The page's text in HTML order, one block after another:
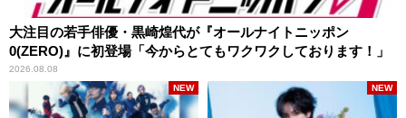
大注目の若手俳優・黒崎煌代が『オールナイトニッポン
0(ZERO)』に初登場「今からとてもワクワクしております！」
2026.08.08
NEW NEW